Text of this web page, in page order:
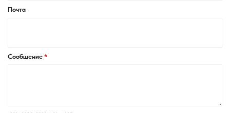
Почта
Сообщение